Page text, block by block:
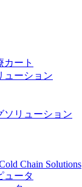
カート
ューション
ソリューション
Chain Solutions
ュータ